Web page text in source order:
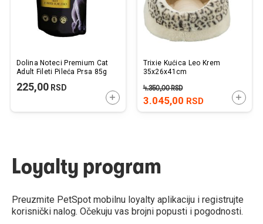
Dolina Noteci Premium Cat
Adult Fileti Pileća Prsa 85g
225,00 RSD
DODAJTE U KORPU
Trixie Kućica Leo Krem
35x26x41cm
3.045,00 RSD
4.350,00RSD
Loyalty program
Preuzmite PetSpot mobilnu loyalty aplikaciju i registrujte
korisnički nalog. Očekuju vas brojni popusti i pogodnosti.